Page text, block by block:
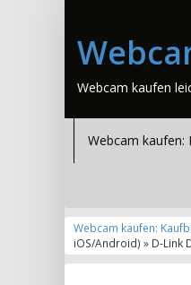
Webcam kaufen
Webcam kaufen:
Webcam kaufen:
iOS/Android) » D-Link